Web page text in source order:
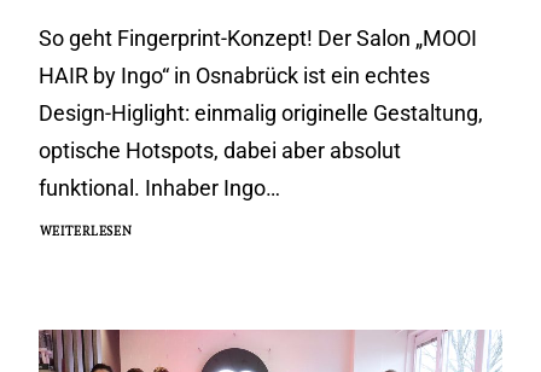
So geht Fingerprint-Konzept! Der Salon „MOOI
HAIR by Ingo“ in Osnabrück ist ein echtes
Design-Higlight: einmalig originelle Gestaltung,
optische Hotspots, dabei aber absolut
funktional. Inhaber Ingo…
WEITERLESEN